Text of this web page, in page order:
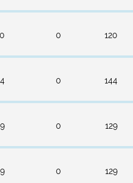
0 120
0 144
0 129
0 129